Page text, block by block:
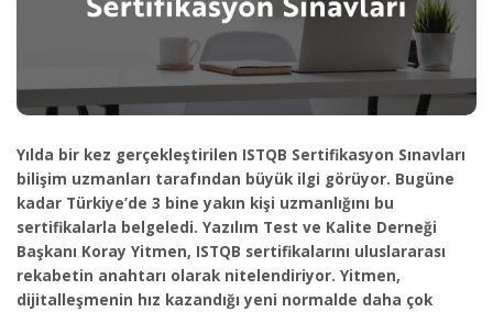
Yılda bir kez gerçekleştirilen ISTQB Sertifikasyon Sınavları
bilişim uzmanları tarafından büyük ilgi görüyor. Bugüne
kadar Türkiye’de 3 bine yakın kişi uzmanlığını bu
sertifikalarla belgeledi. Yazılım Test ve Kalite Derneği
Başkanı Koray Yitmen, ISTQB sertifikalarını uluslararası
rekabetin anahtarı olarak nitelendiriyor. Yitmen,
dijitalleşmenin hız kazandığı yeni normalde daha çok